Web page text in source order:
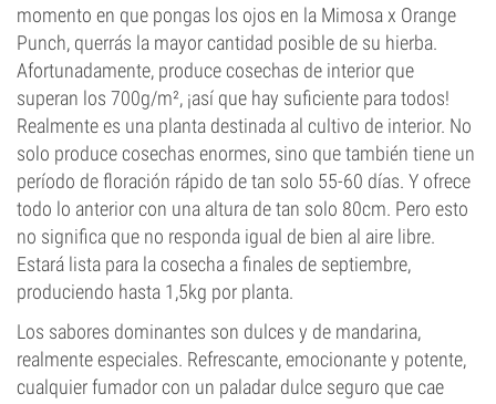
momento en que pongas los ojos en la Mimosa x Orange
Punch, querrás la mayor cantidad posible de su hierba.
Afortunadamente, produce cosechas de interior que
superan los 700g/m², ¡así que hay suficiente para todos!
Realmente es una planta destinada al cultivo de interior. No
solo produce cosechas enormes, sino que también tiene un
período de floración rápido de tan solo 55-60 días. Y ofrece
todo lo anterior con una altura de tan solo 80cm. Pero esto
no significa que no responda igual de bien al aire libre.
Estará lista para la cosecha a finales de septiembre,
produciendo hasta 1,5kg por planta.
Los sabores dominantes son dulces y de mandarina,
realmente especiales. Refrescante, emocionante y potente,
cualquier fumador con un paladar dulce seguro que cae